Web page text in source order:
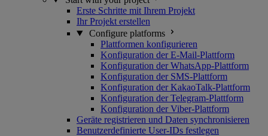
Erste Schritte mit Ihrem Projekt
Ihr Projekt erstellen
Configure platforms
Plattformen konfigurieren
Konfiguration der E-Mail-Plattform
Konfiguration der WhatsApp-Plattform
Konfiguration der SMS-Plattform
Konfiguration der KakaoTalk-Plattform
Konfiguration der Telegram-Plattform
Konfiguration der Viber-Plattform
Geräte registrieren und Daten synchronisieren
Benutzerdefinierte User-IDs festlegen